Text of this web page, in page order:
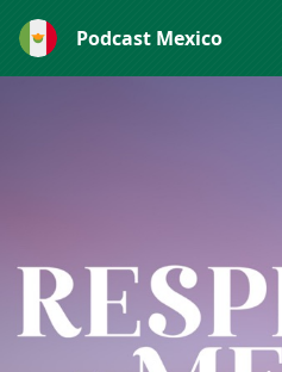
Podcast Mexico